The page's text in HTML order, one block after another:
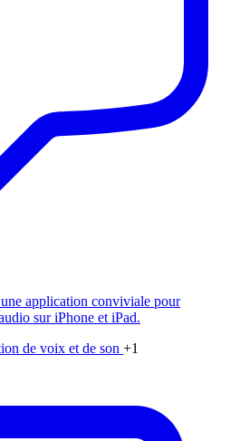
application conviviale pour
sur iPhone et iPad.
de voix et de son +1